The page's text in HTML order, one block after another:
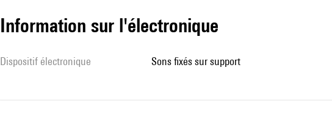
Information sur l'électronique
Dispositif électronique sons fixés sur support